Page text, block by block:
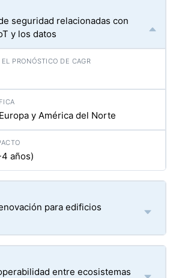
seguridad relacionadas con
y los datos
y América del Norte
años)
para edificios
entre ecosistemas